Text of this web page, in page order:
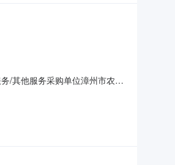
/其他服务采购单位漳州市农业
标代理有